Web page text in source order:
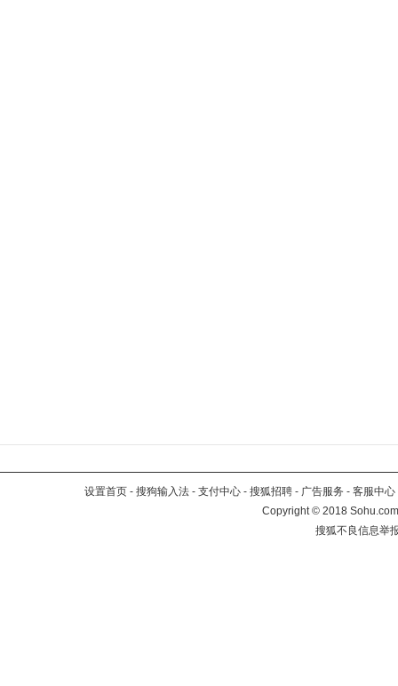
设置首页 - 搜狗输入法 - 支付中心 - 搜狐招聘 - 广告服务 - 客服中心
Copyright©2018
搜狐不良信息举